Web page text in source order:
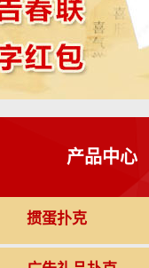
产品中心
掼蛋扑克